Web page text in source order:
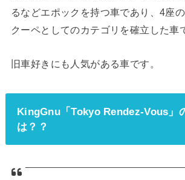
るなどエポックを持つ車であり、4座
クーペとしてのカテゴリを確立した車
旧車好きにも人気がある車です。
KingGnu「Tokyo Rendez-Vous」
は？？